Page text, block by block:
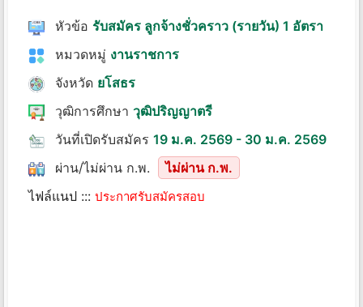
หัวข้อ รับสมัคร ลูกจ้างชั่วคราว (รายวัน) 1 อัตรา
หมวดหมู่ งานราชการ
จังหวัด ยโสธร
วุฒิการศึกษา วุฒิปริญญาตรี
วันที่เปิดรับสมัคร 19 ม.ค. 2569 - 30 ม.ค. 2569
ผ่าน/ไม่ผ่าน ก.พ.
ไม่ผ่าน ก.พ.
ไฟล์แนป ::: ประกาศรับสมัครสอบ